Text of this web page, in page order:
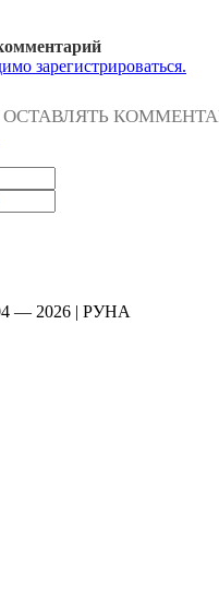
зарегистрироваться.
— 2026 | РУНА